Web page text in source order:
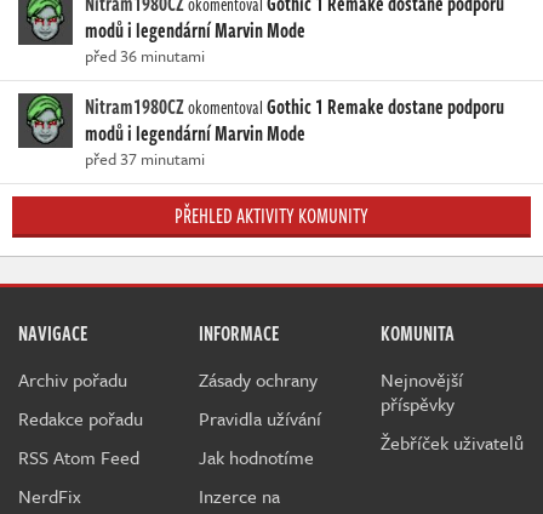
modů i legendární Marvin Mode
před 36 minutami
Nitram1980CZokomentovalGothic 1 Remake dostane podporu
modů i legendární Marvin Mode
před 37 minutami
PŘEHLED AKTIVITY KOMUNITY
NAVIGACE
Archiv pořadu
Redakce pořadu
RSS Atom Feed
NerdFix
INFORMACE
Zásady ochrany
Pravidla užívání
Jak hodnotíme
Inzerce na
KOMUNITA
Nejnovější
příspěvky
Žebříček uživatelů